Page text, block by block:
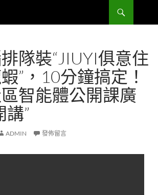
隊裝“JIUYI俱意住
”，10分鐘搞定！
智能體公開課廣
講”
ADMIN 發佈留言